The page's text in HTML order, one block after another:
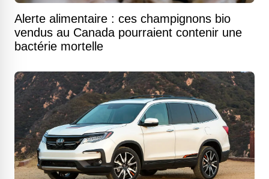
Alerte alimentaire : ces champignons bio
vendus au Canada pourraient contenir une
bactérie mortelle